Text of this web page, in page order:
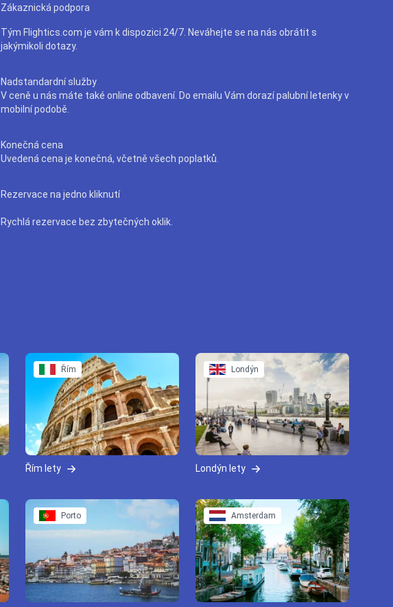
Zákaznická podpora
Tým Flightics.com je vám k dispozici 24/7. Neváhejte se na nás obrátit s
jakýmikoli dotazy.
Nadstandardní služby
V ceně u nás máte také online odbavení. Do emailu Vám dorazí palubní letenky v
mobilní podobě.
Konečná cena
Uvedená cena je konečná, včetně všech poplatků.
Rezervace na jedno kliknutí
Rychlá rezervace bez zbytečných oklik.
Řím
Řím lety
Londýn
Londýn lety
Porto Amsterdam